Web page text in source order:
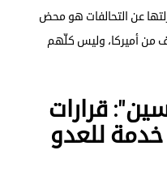
عن التحالفات هو محض
من أميركا، وليس كلّهم
قرارات
للعدو